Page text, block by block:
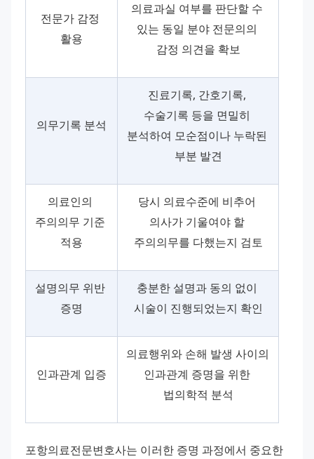
전문가 감정
활용
의료과실 여부를 판단할 수
있는 동일 분야 전문의의
감정 의견을 확보
의무기록 분석
진료기록, 간호기록,
수술기록 등을 면밀히
분석하여 모순점이나 누락된
부분 발견
의료인의
주의의무 기준
적용
당시 의료수준에 비추어
의사가 기울여야 할
주의의무를 다했는지 검토
설명의무 위반
증명
충분한 설명과 동의 없이
시술이 진행되었는지 확인
인과관계 입증
의료행위와 손해 발생 사이의
인과관계 증명을 위한
법의학적 분석
포항의료전문변호사는 이러한 증명 과정에서 중요한